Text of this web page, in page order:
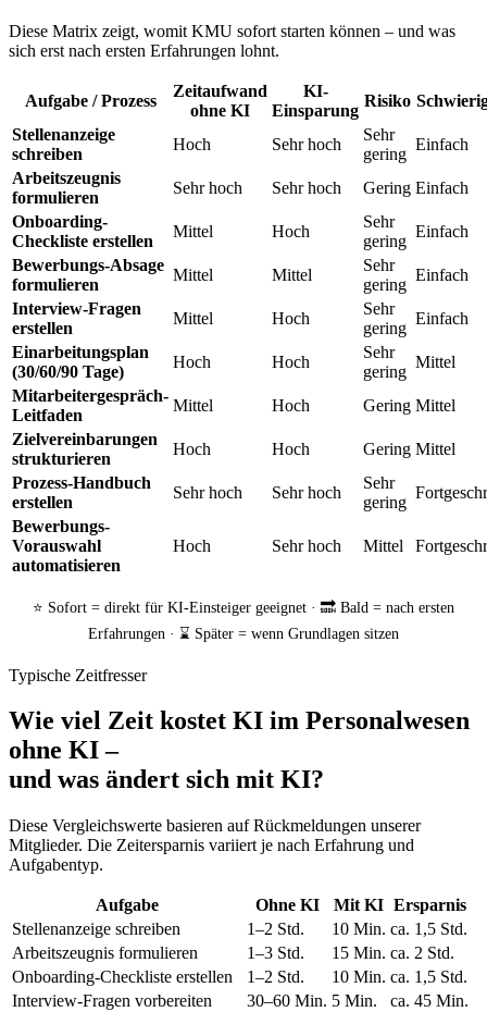
Diese Matrix zeigt, womit KMU sofort starten können – und was
sich erst nach ersten Erfahrungen lohnt.
Aufgabe / Prozess
Zeitaufwand
ohne KI
KI-
Einsparung
Risiko
Stellenanzeige
schreiben
Hoch Sehr hoch
Sehr
gering
Einfach
Arbeitszeugnis
formulieren
Sehr hoch Sehr hoch Gering Einfach
Onboarding-
Checkliste erstellen
Mittel Hoch
Sehr
gering
Einfach
Bewerbungs-Absage
formulieren
Mittel Mittel
Sehr
gering
Einfach
Interview-Fragen
erstellen
Mittel Hoch
Sehr
gering
Einfach
Einarbeitungsplan
(30/60/90 Tage)
Hoch Hoch
Sehr
gering
Mittel
Mitarbeitergespräch-
Leitfaden
Mittel Hoch Gering Mittel
Zielvereinbarungen
strukturieren
Hoch Hoch Gering Mittel
Prozess-Handbuch
erstellen
Sehr hoch Sehr hoch
Sehr
gering
Bewerbungs-
Vorauswahl
automatisieren
Hoch Sehr hoch Mittel
⭐ Sofort = direkt für KI-Einsteiger geeignet · 🔜 Bald = nach ersten
Erfahrungen · ⌛ Später = wenn Grundlagen sitzen
Typische Zeitfresser
Wie viel Zeit kostet KI im Personalwesen
ohne KI –
und was ändert sich mit KI?
Diese Vergleichswerte basieren auf Rückmeldungen unserer
Mitglieder. Die Zeitersparnis variiert je nach Erfahrung und
Aufgabentyp.
Aufgabe Ohne KI Mit KI Ersparnis
Stellenanzeige schreiben
1–2 Std. 10 Min. ca. 1,5 Std.
Arbeitszeugnis formulieren
1–3 Std. 15 Min. ca. 2 Std.
Onboarding-Checkliste erstellen
1–2 Std. 10 Min. ca. 1,5 Std.
Interview-Fragen vorbereiten
30–60 Min. 5 Min.
ca. 45 Min.